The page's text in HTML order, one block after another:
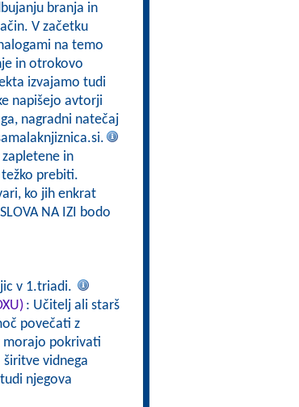
branja in
V začetku
na temo
in otrokovo
izvajamo tudi
napišejo avtorji
nagradni natečaj
in
težko prebiti.
ko jih enkrat
NA IZI bodo
v 1.triadi.
: Učitelj ali starš
povečati z
morajo pokrivati
vidnega
njegova